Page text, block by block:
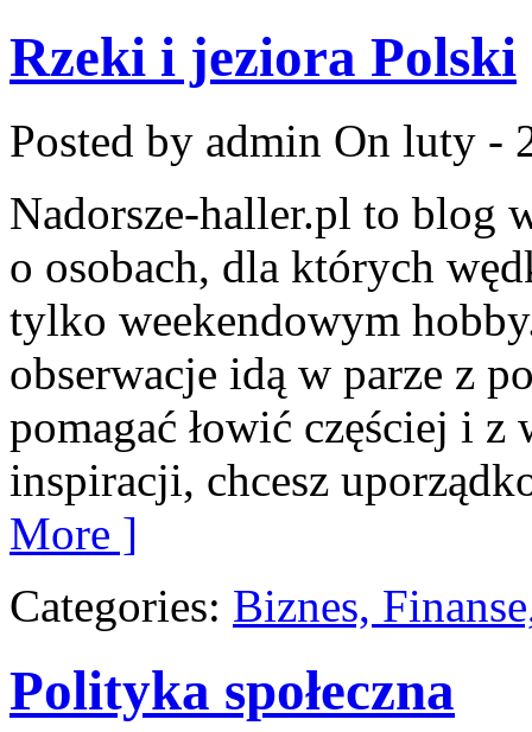
Rzeki i jeziora Polski
Posted by admin On luty -
Nadorsze-haller.pl to blog
o osobach, dla których
tylko weekendowym
obserwacje idą w parze z
pomagać łowić częściej i z
inspiracji, chcesz
More ]
Categories: Biznes,
Polityka społeczna